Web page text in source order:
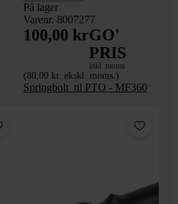
På lager
Varenr. 8007277
100,00 krGO'
PRIS
inkl. moms
(80,00 kr. ekskl. moms.)
Springbolt_til PTO - MF360